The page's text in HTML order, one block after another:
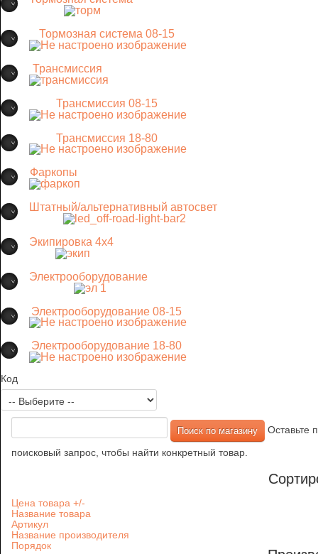
Тормозная система 08-15
Трансмиссия
Трансмиссия 08-15
Трансмиссия 18-80
Фаркопы
Штатный/альтернативный автосвет
Экипировка 4х4
Электрооборудование
Электрооборудование 08-15
Электрооборудование 18-80
Код
Оставьте
поисковый запрос, чтобы найти конкретный товар.
Цена товара +/-
Название товара
Артикул
Название производителя
Порядок